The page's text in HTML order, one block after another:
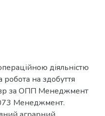
діяльністю
робота на здобуття
за ОПП Менеджмент
073 Менеджмент.